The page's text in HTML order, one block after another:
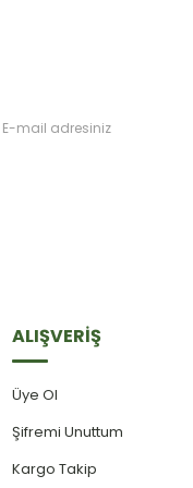
ALIŞVERİŞ
Üye Ol
Şifremi Unuttum
Kargo Takip